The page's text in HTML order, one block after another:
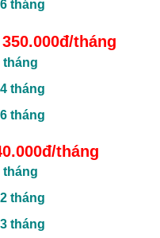
tháng
350.000đ/tháng
tháng
tháng
tháng
tháng
tháng
tháng
tháng